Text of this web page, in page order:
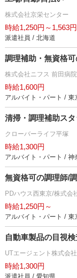
株式会社京栄センター
時給1,250円～1,563円
派遣社員 / 北海道
調理補助・無資格
株式会社ニフス 前田病
時給1,600円
アルバイト・パート / 東
清掃・調理補助ス
クローバーライフ平塚
時給1,300円
アルバイト・パート / 神
無資格可の調理師/
PDハウス西東京/株式会
時給1,250円～
アルバイト・パート / 東
自動車製品の目視
UTエージェント株式会
時給1,300円
派遣社員 / 愛知県